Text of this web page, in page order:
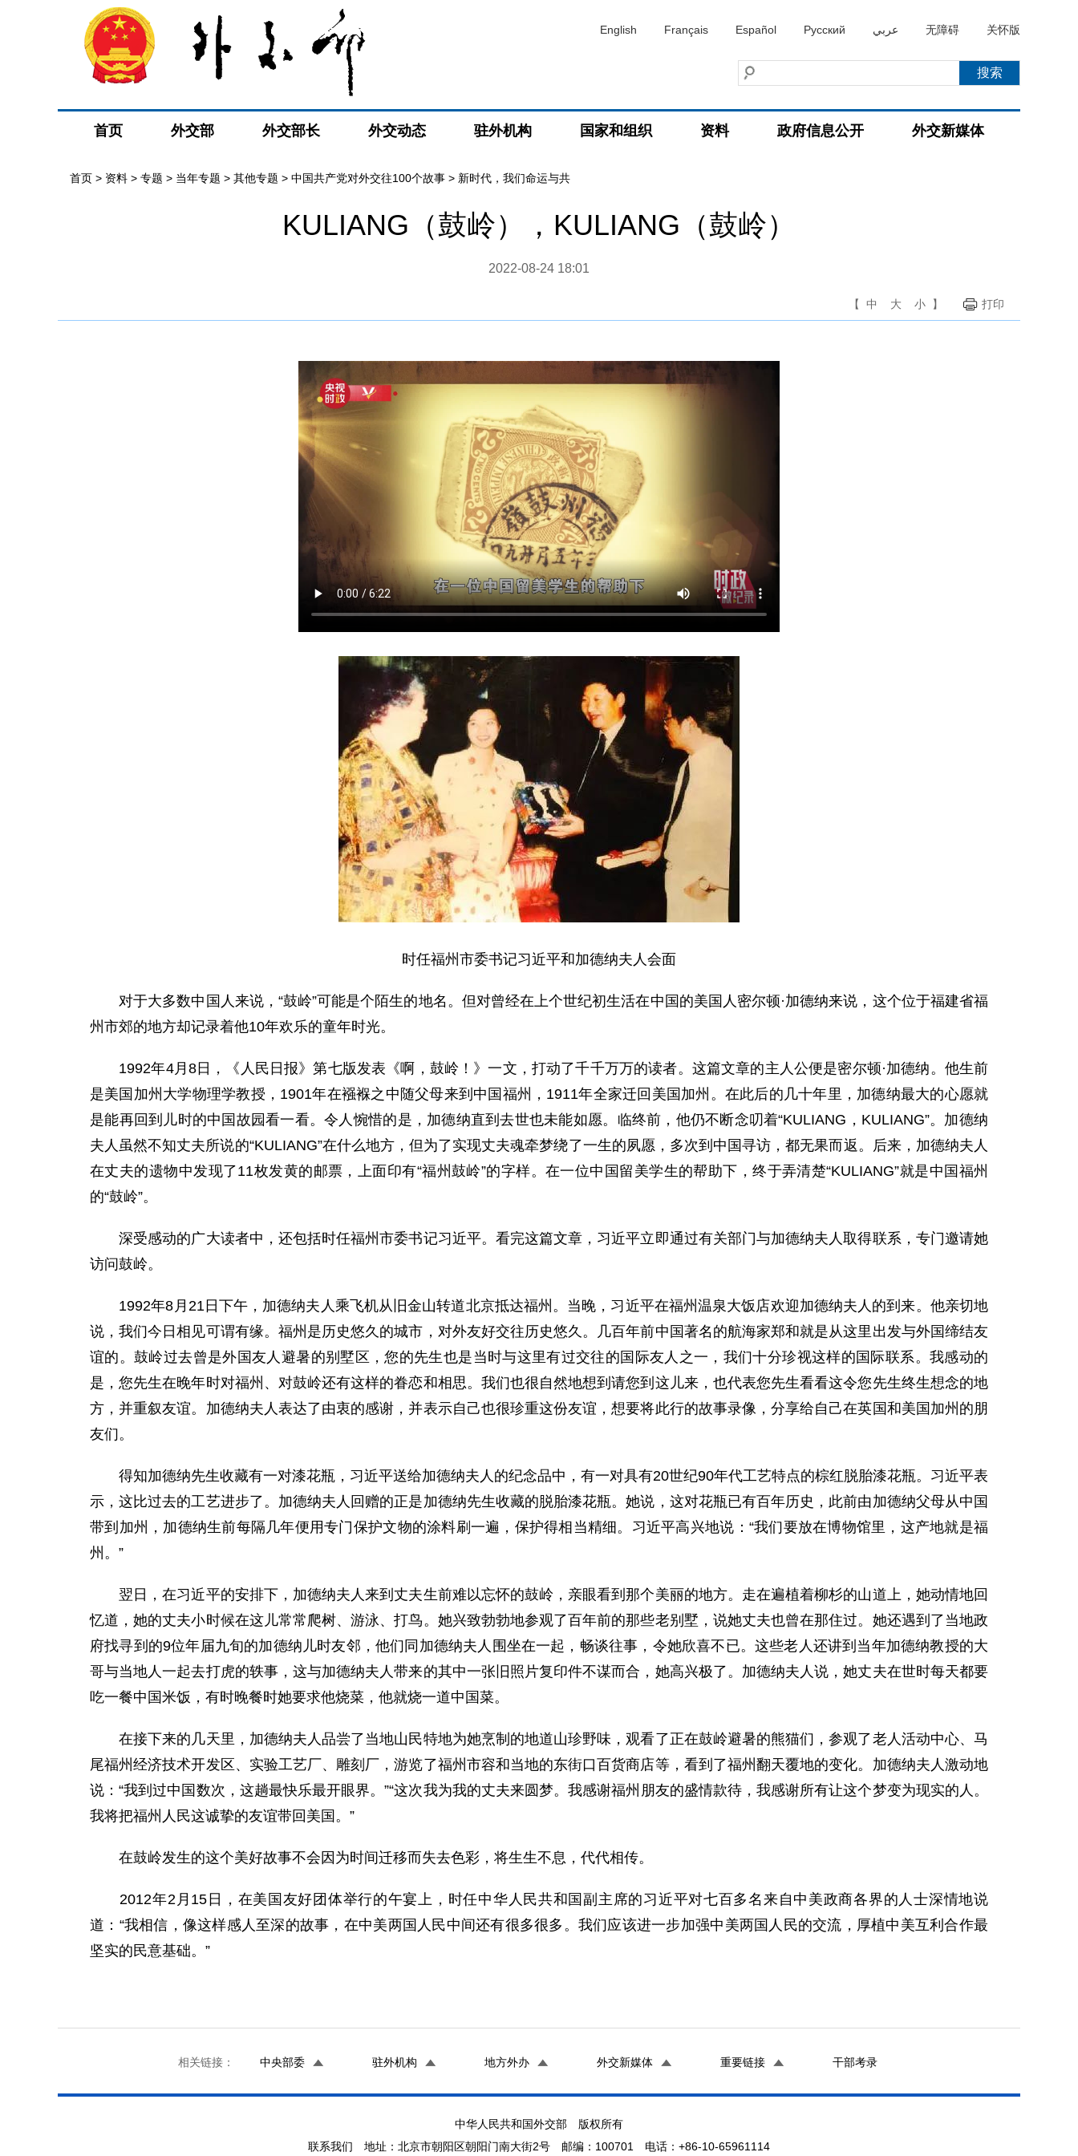
English Français Español Русский عربي 无障碍 关怀版
首页 外交部 外交部长 外交动态 驻外机构 国家和组织 资料 政府信息公开 外交新媒体
首页 > 资料 > 专题 > 当年专题 > 其他专题 > 中国共产党对外交往100个故事 > 新时代，我们命运与共
KULIANG（鼓岭），KULIANG（鼓岭）
2022-08-24 18:01
【 中 大 小 】 打印
时任福州市委书记习近平和加德纳夫人会面
对于大多数中国人来说，“鼓岭”可能是个陌生的地名。但对曾经在上个世纪初生活在中国的美国人密尔顿·加德纳来说，这个位于福建省福
州市郊的地方却记录着他10年欢乐的童年时光。
1992年4月8日，《人民日报》第七版发表《啊，鼓岭！》一文，打动了千千万万的读者。这篇文章的主人公便是密尔顿·加德纳。他生前
是美国加州大学物理学教授，1901年在襁褓之中随父母来到中国福州，1911年全家迁回美国加州。在此后的几十年里，加德纳最大的心愿就
是能再回到儿时的中国故园看一看。令人惋惜的是，加德纳直到去世也未能如愿。临终前，他仍不断念叨着“KULIANG，KULIANG”。加德纳
夫人虽然不知丈夫所说的“KULIANG”在什么地方，但为了实现丈夫魂牵梦绕了一生的夙愿，多次到中国寻访，都无果而返。后来，加德纳夫人
在丈夫的遗物中发现了11枚发黄的邮票，上面印有“福州鼓岭”的字样。在一位中国留美学生的帮助下，终于弄清楚“KULIANG”就是中国福州
的“鼓岭”。
深受感动的广大读者中，还包括时任福州市委书记习近平。看完这篇文章，习近平立即通过有关部门与加德纳夫人取得联系，专门邀请她
访问鼓岭。
1992年8月21日下午，加德纳夫人乘飞机从旧金山转道北京抵达福州。当晚，习近平在福州温泉大饭店欢迎加德纳夫人的到来。他亲切地
说，我们今日相见可谓有缘。福州是历史悠久的城市，对外友好交往历史悠久。几百年前中国著名的航海家郑和就是从这里出发与外国缔结友
谊的。鼓岭过去曾是外国友人避暑的别墅区，您的先生也是当时与这里有过交往的国际友人之一，我们十分珍视这样的国际联系。我感动的
是，您先生在晚年时对福州、对鼓岭还有这样的眷恋和相思。我们也很自然地想到请您到这儿来，也代表您先生看看这令您先生终生想念的地
方，并重叙友谊。加德纳夫人表达了由衷的感谢，并表示自己也很珍重这份友谊，想要将此行的故事录像，分享给自己在英国和美国加州的朋
友们。
得知加德纳先生收藏有一对漆花瓶，习近平送给加德纳夫人的纪念品中，有一对具有20世纪90年代工艺特点的棕红脱胎漆花瓶。习近平表
示，这比过去的工艺进步了。加德纳夫人回赠的正是加德纳先生收藏的脱胎漆花瓶。她说，这对花瓶已有百年历史，此前由加德纳父母从中国
带到加州，加德纳生前每隔几年便用专门保护文物的涂料刷一遍，保护得相当精细。习近平高兴地说：“我们要放在博物馆里，这产地就是福
州。”
翌日，在习近平的安排下，加德纳夫人来到丈夫生前难以忘怀的鼓岭，亲眼看到那个美丽的地方。走在遍植着柳杉的山道上，她动情地回
忆道，她的丈夫小时候在这儿常常爬树、游泳、打鸟。她兴致勃勃地参观了百年前的那些老别墅，说她丈夫也曾在那住过。她还遇到了当地政
府找寻到的9位年届九旬的加德纳儿时友邻，他们同加德纳夫人围坐在一起，畅谈往事，令她欣喜不已。这些老人还讲到当年加德纳教授的大
哥与当地人一起去打虎的轶事，这与加德纳夫人带来的其中一张旧照片复印件不谋而合，她高兴极了。加德纳夫人说，她丈夫在世时每天都要
吃一餐中国米饭，有时晚餐时她要求他烧菜，他就烧一道中国菜。
在接下来的几天里，加德纳夫人品尝了当地山民特地为她烹制的地道山珍野味，观看了正在鼓岭避暑的熊猫们，参观了老人活动中心、马
尾福州经济技术开发区、实验工艺厂、雕刻厂，游览了福州市容和当地的东街口百货商店等，看到了福州翻天覆地的变化。加德纳夫人激动地
说：“我到过中国数次，这趟最快乐最开眼界。”“这次我为我的丈夫来圆梦。我感谢福州朋友的盛情款待，我感谢所有让这个梦变为现实的人。
我将把福州人民这诚挚的友谊带回美国。”
在鼓岭发生的这个美好故事不会因为时间迁移而失去色彩，将生生不息，代代相传。
2012年2月15日，在美国友好团体举行的午宴上，时任中华人民共和国副主席的习近平对七百多名来自中美政商各界的人士深情地说
道：“我相信，像这样感人至深的故事，在中美两国人民中间还有很多很多。我们应该进一步加强中美两国人民的交流，厚植中美互利合作最
坚实的民意基础。”
相关链接： 中央部委 驻外机构 地方外办 外交新媒体 重要链接 干部考录
中华人民共和国外交部 版权所有
联系我们 地址：北京市朝阳区朝阳门南大街2号 邮编：100701 电话：+86-10-65961114